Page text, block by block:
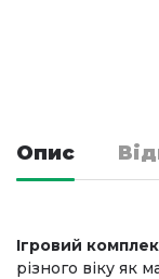
Опис
Ігровий
різного віку як